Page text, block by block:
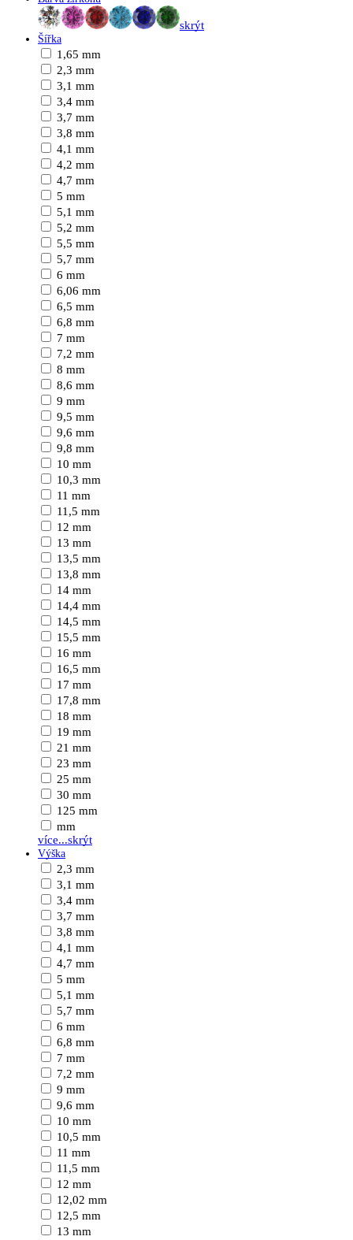
skrýt
Šířka
1,65 mm
2,3 mm
3,1 mm
3,4 mm
3,7 mm
3,8 mm
4,1 mm
4,2 mm
4,7 mm
5 mm
5,1 mm
5,2 mm
5,5 mm
5,7 mm
6 mm
6,06 mm
6,5 mm
6,8 mm
7 mm
7,2 mm
8 mm
8,6 mm
9 mm
9,5 mm
9,6 mm
9,8 mm
10 mm
10,3 mm
11 mm
11,5 mm
12 mm
13 mm
13,5 mm
13,8 mm
14 mm
14,4 mm
14,5 mm
15,5 mm
16 mm
16,5 mm
17 mm
17,8 mm
18 mm
19 mm
21 mm
23 mm
25 mm
30 mm
125 mm
mm
více...skrýt
Výška
2,3 mm
3,1 mm
3,4 mm
3,7 mm
3,8 mm
4,1 mm
4,7 mm
5 mm
5,1 mm
5,7 mm
6 mm
6,8 mm
7 mm
7,2 mm
9 mm
9,6 mm
10 mm
10,5 mm
11 mm
11,5 mm
12 mm
12,02 mm
12,5 mm
13 mm